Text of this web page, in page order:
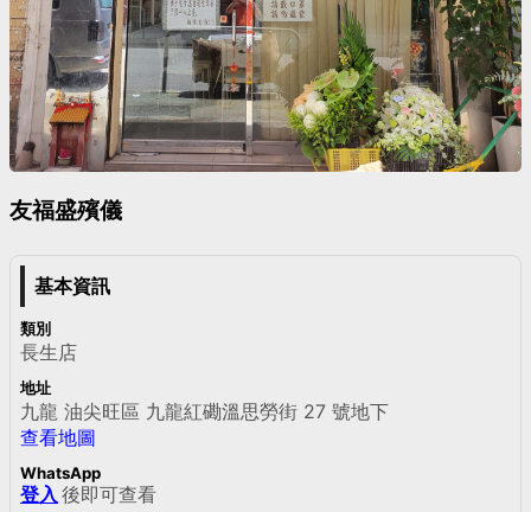
友福盛殯儀
基本資訊
類別
長生店
地址
九龍 油尖旺區 九龍紅磡溫思勞街 27 號地下
查看地圖
WhatsApp
登入 後即可查看